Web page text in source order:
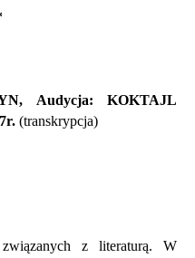
Audycja: KOKTAJL
(transkrypcja)
z literaturą. W